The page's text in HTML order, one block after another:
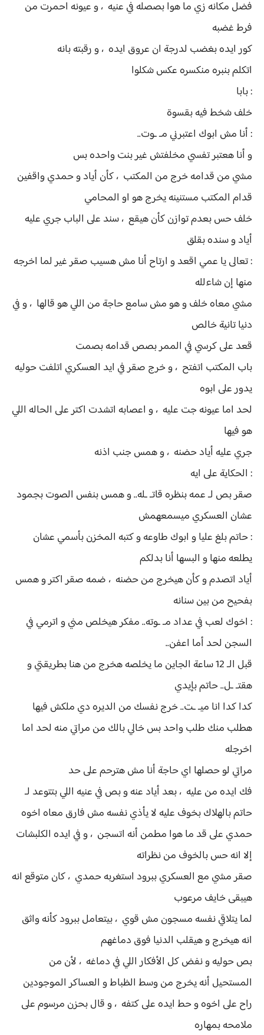
فضل مكانه زي ما هوا بصصله في عنيه ، و عيونه احمرت من
فرط غضبه
كور ايده بغضب لدرجة ان عروق ايده ، و رقبته بانه
اتكلم بنبره منكسره عكس شكلوا
: بابا
خلف شخط فيه بقسوة
: أنا مش ابوك اعتبرني مـ ـوت..
و أنا هعتبر تفسي مخلفتش غير بنت واحده بس
مشي من قدامه خرج من المكتب ، كأن أياد و حمدي واقفين
قدام المكتب مستنينه يخرج هو او المحامي
خلف حس بعدم توازن كأن هيقع ، سند على الباب جري عليه
أياد و سنده بقلق
: تعالى يا عمي اقعد و ارتاح أنا مش هسيب صقر غير لما اخرجه
منها إن شاءلله
مشي معاه خلف و هو مش سامع حاجة من اللي هو قالها ، و في
دنيا تانية خالص
قعد على كرسي في الممر بصص قدامه بصمت
باب المكتب اتفتح ، و خرج صقر في ايد العسكري اتلفت حوليه
يدور على ابوه
لحد اما عيونه جت عليه ، و اعصابه اتشدت اكتر على الحاله اللي
هو فيها
جري عليه أياد حضنه ، و همس جنب اذنه
: الحكاية على ايه
صقر بص لـ عمه بنظره قاتـ ـله.. و همس بنفس الصوت بجمود
عشان العسكري ميسمعهمش
: حاتم بلغ عليا و ابوك طاوعه و كتبه المخزن بأسمي عشان
يطلعه منها و البسها أنا بدلكم
أياد اتصدم و كأن هيخرج من حضنه ، ضمه صقر اكتر و همس
بفحيح من بين سنانه
: اخوك لعب في عداد مـ ـوته.. مفكر هيخلص مني و اترمي في
السجن لحد أما اعفن..
قبل الـ 12 ساعة الجاين ما يخلصه هخرج من هنا بطريقتي و
هقتـ ـل.. حاتم بإيدي
كدا كدا انا ميـ ـت.. خرج نفسك من الديره دي ملكش فيها
هطلب منك طلب واحد بس خالي بالك من مراتي منه لحد اما
اخرجله
مراتي لو حصلها اي حاجة أنا مش هترحم على حد
فك ايده من عليه ، بعد أياد عنه و بص في عنيه اللي بتتوعد لـ
حاتم بالهلاك بخوف عليه لا يأذي نفسه مش فارق معاه اخوه
حمدي على قد ما هوا مطمن أنه اتسجن ، و في ايده الكلبشات
إلا انه حس بالخوف من نظراته
صقر مشي مع العسكري ببرود استغربه حمدي ، كان متوقع انه
هيبقى خايف مرعوب
لما يتلاقي نفسه مسجون مش قوي ، بيتعامل ببرود كأنه واثق
انه هيخرج و هيقلب الدنيا فوق دماغهم
بص حوليه و نفض كل الأفكار اللي في دماغه ، لأن من
المستحيل أنه يخرج من وسط الظباط و العساكر الموجودين
راح على اخوه و حط ايده على كتفه ، و قال بحزن مرسوم على
ملامحه بمهاره